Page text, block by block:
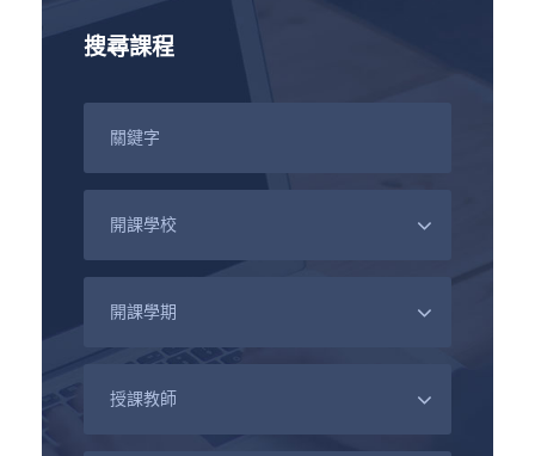
搜尋課程